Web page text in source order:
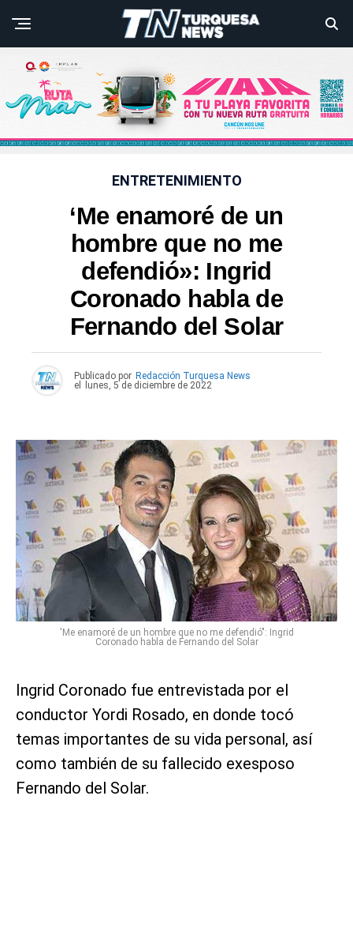
ENTRETENIMIENTO
‘Me enamoré de un
hombre que no me
defendió»: Ingrid
Coronado habla de
Fernando del Solar
Publicado por Redacción Turquesa News
el
lunes, 5 de diciembre de 2022
'Me enamoré de un hombre que no me defendió": Ingrid
Coronado habla de Fernando del Solar
Ingrid Coronado fue entrevistada por el
conductor Yordi Rosado, en donde tocó
temas importantes de su vida personal, así
como también de su fallecido exesposo
Fernando del Solar.